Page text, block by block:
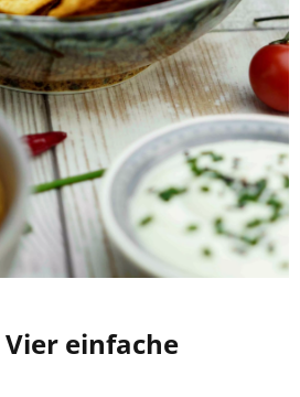
Vier einfache